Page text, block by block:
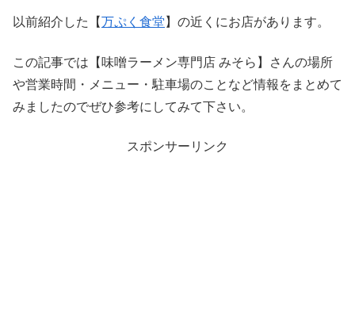
以前紹介した【万ぷく食堂 】の近くにお店があります。
この記事では【味噌ラーメン専門店 みそら】さんの場所
や営業時間・メニュー・駐車場のことなど情報をまとめて
みましたのでぜひ参考にしてみて下さい。
スポンサーリンク